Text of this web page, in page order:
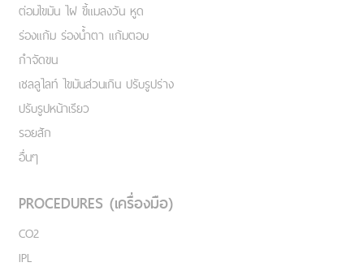
ต่อมไขมัน ไฝ ขี้แมลงวัน หูด
ร่องแก้ม ร่องน้ำตา แก้มตอบ
กำจัดขน
เชลลูไลท์ ไขมันส่วนเกิน ปรับรูปร่าง
ปรับรูปหน้าเรียว
รอยสัก
อื่นๆ
PROCEDURES (เครื่องมือ)
CO2
IPL